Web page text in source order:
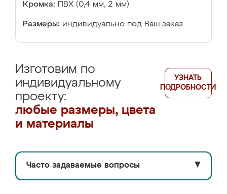
Кромка: ПВХ (0,4 мм, 2 мм)
Размеры: индивидуально под Ваш заказ
Изготовим по
индивидуальному
проекту:
любые размеры, цвета
и материалы
УЗНАТЬ
ПОДРОБНОСТИ
Часто задаваемые вопросы ▼